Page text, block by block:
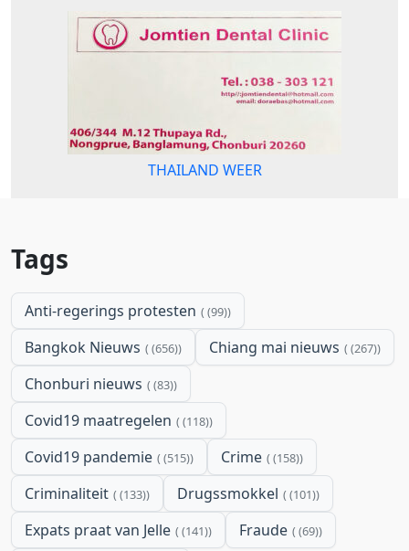
THAILAND WEER
Tags
Anti-regerings protesten (99)
Bangkok Nieuws (656) Chiang mai nieuws (267)
Chonburi nieuws (83)
Covid19 maatregelen (118)
Covid19 pandemie (515) Crime (158)
Criminaliteit (133) Drugssmokkel (101)
Expats praat van Jelle (141) Fraude (69)